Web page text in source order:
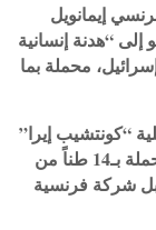
إيمانويل
“هدنة إنسانية
محملة بما
“كونتشيب إيرا”
ستغادر ميناء فوس-سور-مير غادرت 5 يونيو، محملة بـ14 طناً من
شركة فرنسية